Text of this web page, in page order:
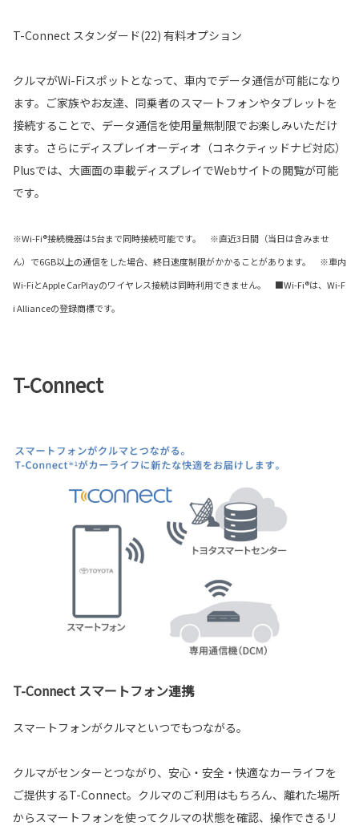
T-Connect スタンダード(22) 有料オプション
クルマがWi-Fiスポットとなって、車内でデータ通信が可能になり
ます。ご家族やお友達、同乗者のスマートフォンやタブレットを
接続することで、データ通信を使用量無制限でお楽しみいただけ
ます。さらにディスプレイオーディオ（コネクティッドナビ対応）
Plusでは、大画面の車載ディスプレイでWebサイトの閲覧が可能
です。
※Wi-Fi®接続機器は5台まで同時接続可能です。 ※直近3日間（当日は含みませ
ん）で6GB以上の通信をした場合、終日速度制限がかかることがあります。 ※車内
Wi-FiとApple CarPlayのワイヤレス接続は同時利用できません。 ■Wi-Fi®は、Wi-F
i Allianceの登録商標です。
T-Connect
T-Connect スマートフォン連携
スマートフォンがクルマといつでもつながる。
クルマがセンターとつながり、安心・安全・快適なカーライフを
ご提供するT-Connect。クルマのご利用はもちろん、離れた場所
からスマートフォンを使ってクルマの状態を確認、操作できるリ